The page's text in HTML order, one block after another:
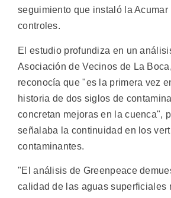
seguimiento que instaló la Acumar
controles.
El estudio profundiza en un
Asociación de Vecinos de La
reconocía que "es la primera vez
historia de dos siglos de
concretan mejoras en la cuenca",
señalaba la continuidad en los
contaminantes.
"El análisis de Greenpeace
calidad de las aguas superficiales